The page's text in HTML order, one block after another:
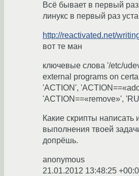
Всё бывает в первый
линукс в первый раз
http://reactivated.net/
вот те ман
ключевые слова '/etc/
external programs on
'ACTION',
'ACTION==«remove»',
Какие скрипты написать
выполнения твоей
допрёшь.
anonymous
21.01.2012 13:48:25